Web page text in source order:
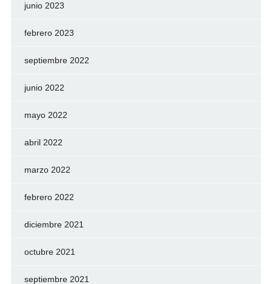
junio 2023
febrero 2023
septiembre 2022
junio 2022
mayo 2022
abril 2022
marzo 2022
febrero 2022
diciembre 2021
octubre 2021
septiembre 2021